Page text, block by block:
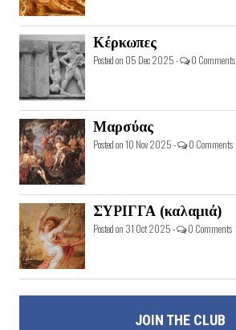
Κέρκωπες
Posted on 05 Dec 2025 - 0 Comments
Μαρσύας
Posted on 10 Nov 2025 - 0 Comments
ΣΥΡΙΓΓΑ (καλαμιά)
Posted on 31 Oct 2025 - 0 Comments
JOIN THE CLUB